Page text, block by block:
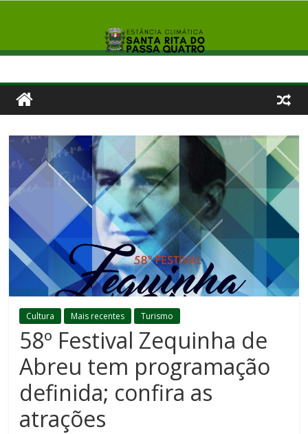
Cultura Mais recentes Turismo
58º Festival Zequinha de
Abreu tem programação
definida; confira as
atrações